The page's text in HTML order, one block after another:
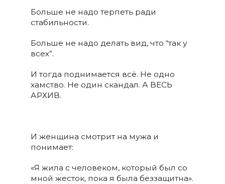
Больше не надо терпеть ради
стабильности.
Больше не надо делать вид, что “так у
всех”.
И тогда поднимается всё. Не одно
хамство. Не один скандал. А ВЕСЬ
АРХИВ.
И женщина смотрит на мужа и
понимает:
«Я жила с человеком, который был со
мной жесток, пока я была беззащитна».